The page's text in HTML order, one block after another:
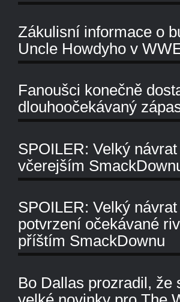
Zákulisní informace o
Uncle Howdyho v
Fanoušci konečně
dlouhoočekávaný
SPOILER: Velký
včerejším
SPOILER: Velký
potvrzení očekávané
příštím SmackDownu
Bo Dallas prozradil, že